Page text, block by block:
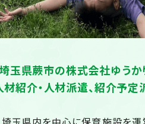
埼玉県蕨市の株式会社ゆうか
材紹介・人材派遣、紹介予定